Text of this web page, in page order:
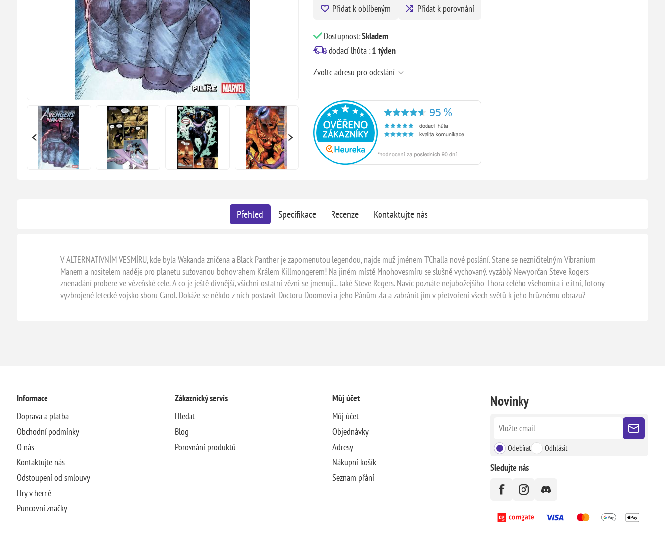
Přidat k oblíbeným Přidat k porovnání
Dostupnost:Skladem
dodací lhůta :1 týden
Zvolte adresu pro odeslání
Přehled Specifikace Recenze Kontaktujte nás
V ALTERNATIVNÍM VESMÍRU, kde byla Wakanda zničena a Black Panther je zapomenutou legendou, najde muž jménem T’Challa nové poslání. Stane se nezničitelným Vibranium
Manem a nositelem naděje pro planetu sužovanou bohovrahem Králem Killmongerem! Na jiném místě Mnohovesmíru se slušně vychovaný, vyzáblý Newyorčan Steve Rogers
znenadání probere ve vězeňské cele. A co je ještě divnější, všichni ostatní vězni se jmenují... také Steve Rogers. Navíc poznáte nejubožejšího Thora celého všehomíra i elitní, fotony
vyzbrojené letecké vojsko sboru Carol. Dokáže se někdo z nich postavit Doctoru Doomovi a jeho Pánům zla a zabránit jim v přetvoření všech světů k jeho hrůznému obrazu?
Informace
Doprava a platba
Obchodní podmínky
O nás
Kontaktujte nás
Odstoupení od smlouvy
Hry v herně
Puncovní značky
Zákaznický servis
Hledat
Blog
Porovnání produktů
Můj účet
Můj účet
Objednávky
Adresy
Nákupní košík
Seznam přání
Novinky
Odebírat Odhlásit
Sledujte nás